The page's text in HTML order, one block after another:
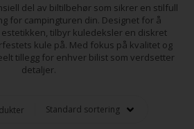
del av biltilbehør som sikrer en stilfull
for campingturen din. Designet for å
tilbyr kuledeksler en diskret
kule på. Med fokus på kvalitet og
tillegg for enhver bilist som verdsetter
detaljer.